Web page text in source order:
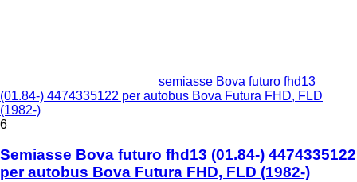
semiasse Bova futuro fhd13
(01.84-) 4474335122 per autobus Bova Futura FHD, FLD
(1982-)
6
Semiasse Bova futuro fhd13 (01.84-) 4474335122
per autobus Bova Futura FHD, FLD (1982-)